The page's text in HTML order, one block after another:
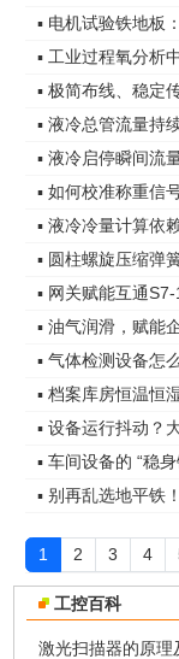
▪ 电机试验铁地板
▪ 工业过程氧分析
▪ 极简布线、稳定
▪ 如何校准称重信
▪ 圆柱螺旋压缩弹
▪ 网关赋能互通
▪ 油气润滑，赋能
▪ 气体检测设备怎
▪ 档案库房恒温恒
▪ 设备运行抖动？
▪ 车间设备的 “稳
▪ 别再乱选地平铁
1 2 3 4
工控百科
激光扫描器的原理